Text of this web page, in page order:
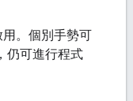
。個別手勢可
仍可進行程式